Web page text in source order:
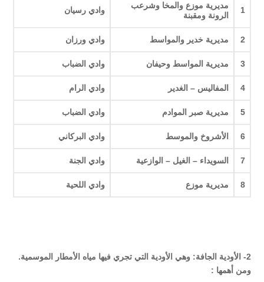
1
مديرية موزع والمخا وشرعب
الرونة ومقبنة
وادي رسيان
2 مديرية خدير والمواسط وادي ورزان
3 مديرية المواسط وحيفان وادي الضباب
4 المفاليس – الغدير وادي الرام
5 مديرية صبر الموادم وادي الضباب
6 الأشروخ والموسط وادي البركاني
7 السويداء – الغيل – الوازعية وادي الجنة
8 مديرية موزع وادي اللحية
2- الأودية الجافة: وهي الأودية التي تجري فيها مياه الأمطار الموسمية.
ومن أهمها :